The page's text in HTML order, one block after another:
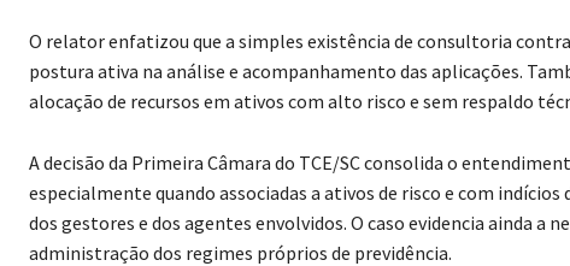
O relator enfatizou que a simples existência de consultoria
postura ativa na análise e acompanhamento das aplicações.
alocação de recursos em ativos com alto risco e sem respaldo
A decisão da Primeira Câmara do TCE/SC consolida o
especialmente quando associadas a ativos de risco e com
dos gestores e dos agentes envolvidos. O caso evidencia ainda a
administração dos regimes próprios de previdência.